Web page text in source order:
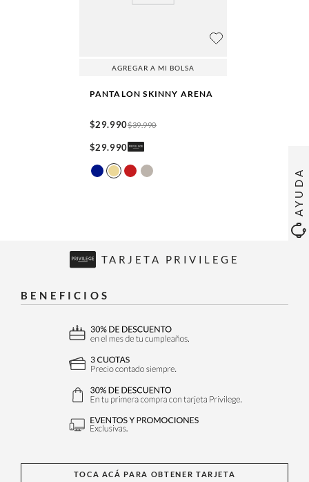
AYUDA
AGREGAR A MI BOLSA
PANTALON SKINNY ARENA
$29.990$39.990
$29.990
TARJETA PRIVILEGE
BENEFICIOS
TOCA ACÁ PARA OBTENER TARJETA